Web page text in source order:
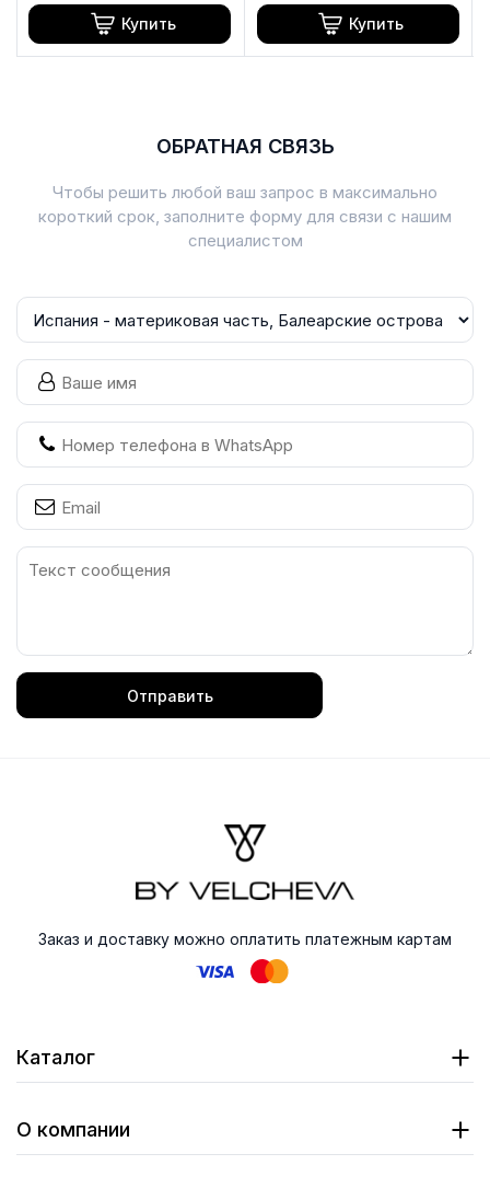
Купить Купить
ОБРАТНАЯ СВЯЗЬ
Чтобы решить любой ваш запрос в максимально
короткий срок, заполните форму для связи с нашим
специалистом
Отправить
Заказ и доставку можно оплатить платежным картам
Каталог
О компании